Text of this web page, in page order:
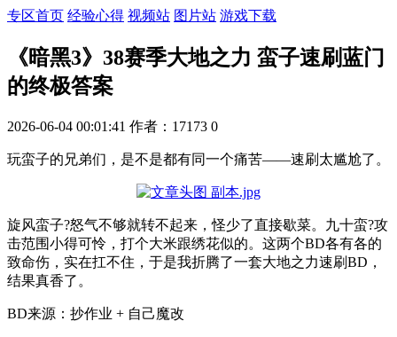
专区首页 经验心得 视频站 图片站 游戏下载
《暗黑3》38赛季大地之力 蛮子速刷蓝门
的终极答案
2026-06-04 00:01:41 作者：17173 0
玩蛮子的兄弟们，是不是都有同一个痛苦——速刷太尴尬了。
旋风蛮子?怒气不够就转不起来，怪少了直接歇菜。九十蛮?攻
击范围小得可怜，打个大米跟绣花似的。这两个BD各有各的
致命伤，实在扛不住，于是我折腾了一套大地之力速刷BD，
结果真香了。
BD来源：抄作业 + 自己魔改